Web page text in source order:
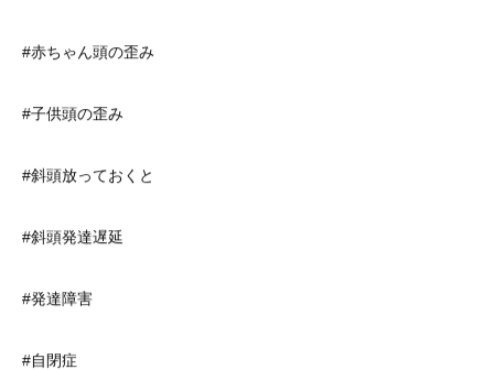
#赤ちゃん頭の歪み
#子供頭の歪み
#斜頭放っておくと
#斜頭発達遅延
#発達障害
#自閉症